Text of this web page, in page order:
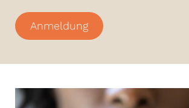
Anmeldung